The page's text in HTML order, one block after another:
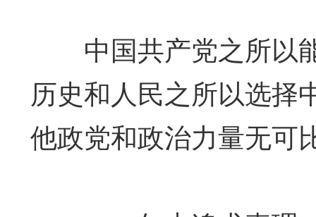
中国共产党之所以
历史和人民之所以选择
他政党和政治力量无可